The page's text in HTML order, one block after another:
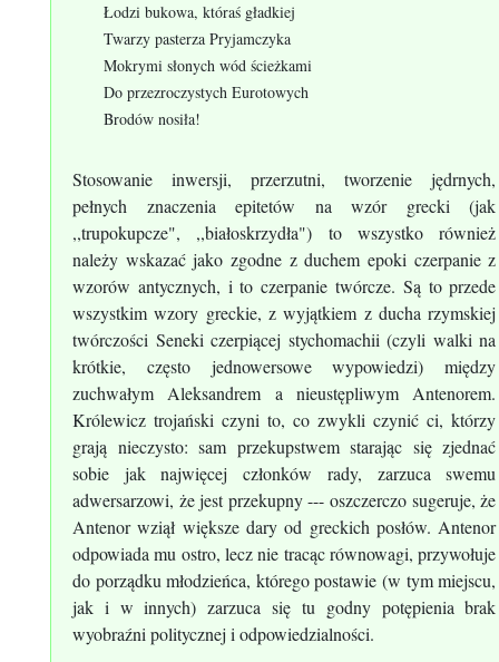
Łodzi bukowa, któraś gładkiej
Twarzy pasterza Pryjamczyka
Mokrymi słonych wód ścieżkami
Do przezroczystych Eurotowych
Brodów nosiła!
Stosowanie inwersji, przerzutni, tworzenie jędrnych,
pełnych znaczenia epitetów na wzór grecki (jak
,,trupokupcze", ,,białoskrzydła") to wszystko również
należy wskazać jako zgodne z duchem epoki czerpanie z
wzorów antycznych, i to czerpanie twórcze. Są to przede
wszystkim wzory greckie, z wyjątkiem z ducha rzymskiej
twórczości Seneki czerpiącej stychomachii (czyli walki na
krótkie, często jednowersowe wypowiedzi) między
zuchwałym Aleksandrem a nieustępliwym Antenorem.
Królewicz trojański czyni to, co zwykli czynić ci, którzy
grają nieczysto: sam przekupstwem starając się zjednać
sobie jak najwięcej członków rady, zarzuca swemu
adwersarzowi, że jest przekupny --- oszczerczo sugeruje, że
Antenor wziął większe dary od greckich posłów. Antenor
odpowiada mu ostro, lecz nie tracąc równowagi, przywołuje
do porządku młodzieńca, którego postawie (w tym miejscu,
jak i w innych) zarzuca się tu godny potępienia brak
wyobraźni politycznej i odpowiedzialności.